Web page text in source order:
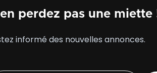
perdez pas une miette
informé des nouvelles annonces.